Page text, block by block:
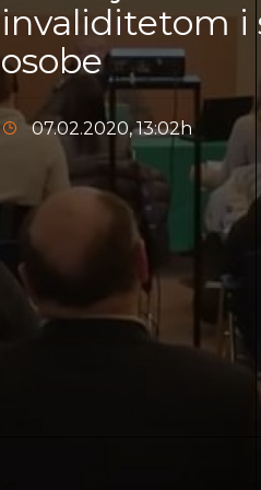
invaliditetom i
osobe
07.02.2020, 13:02h